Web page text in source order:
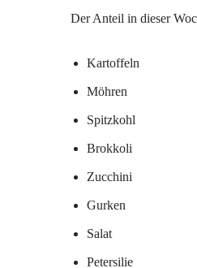
Der Anteil in dieser
Kartoffeln
Möhren
Spitzkohl
Brokkoli
Zucchini
Gurken
Salat
Petersilie